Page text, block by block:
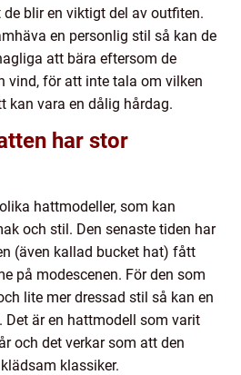
blir en viktigt del av outfiten.
en personlig stil så kan de
att bära eftersom de
vind, för att inte tala om vilken
kan vara en dålig hårdag.
har stor
hattmodeller, som kan
och stil. Den senaste tiden har
(även kallad bucket hat) fått
på modescenen. För den som
lite mer dressad stil så kan en
Det är en hattmodell som varit
och det verkar som att den
klassiker.